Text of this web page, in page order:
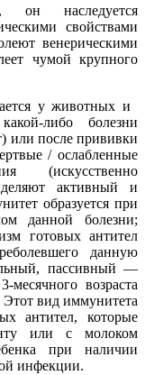
он наследуется
свойствами
венерическими
чумой крупного
у животных и
либо болезни
или после прививки
/ ослабленные
(искусственно
активный и
образуется при
данной болезни;
готовых антител
данную
пассивный —
возраста
вид иммунитета
антител, которые
или с молоком
при наличии
инфекции.